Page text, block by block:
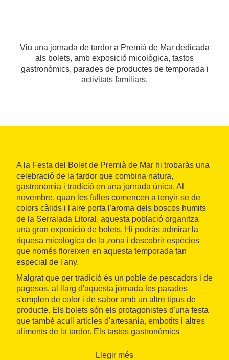
Viu una jornada de tardor a Premià de Mar dedicada
als bolets, amb exposició micològica, tastos
gastronòmics, parades de productes de temporada i
activitats familiars.
A la Festa del Bolet de Premià de Mar hi trobaràs una
celebració de la tardor que combina natura,
gastronomia i tradició en una jornada única. Al
novembre, quan les fulles comencen a tenyir-se de
colors càlids i l'aire porta l'aroma dels boscos humits
de la Serralada Litoral, aquesta població organitza
una gran exposició de bolets. Hi podràs admirar la
riquesa micològica de la zona i descobrir espècies
que només floreixen en aquesta temporada tan
especial de l'any.
Malgrat que per tradició és un poble de pescadors i de
pagesos, al llarg d'aquesta jornada les parades
s'omplen de color i de sabor amb un altre tipus de
producte. Els bolets són els protagonistes d'una festa
que també acull articles d'artesania, embotits i altres
aliments de la tardor. Els tastos gastronòmics
ingredients de la terra, mentre que els tallers
Llegir més